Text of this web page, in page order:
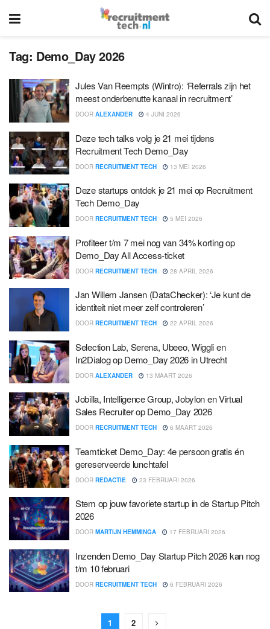
Tag: Demo_Day 2026
Jules Van Reempts (Wintro): ‘Referrals zijn het
meest onderbenutte kanaal in recruitment’
DOOR ALEXANDER 4 JUNI 2026
Deze tech talks volg je 21 mei tijdens
Recruitment Tech Demo_Day
DOOR RECRUITMENT TECH 13 MEI 2026
Deze startups ontdek je 21 mei op Recruitment
Tech Demo_Day
DOOR RECRUITMENT TECH 5 MEI 2026
Profiteer t/m 7 mei nog van 34% korting op
Demo_Day All Access-ticket
DOOR RECRUITMENT TECH 28 APRIL 2026
Jan Willem Jansen (DataChecker): ‘Je kunt de
identiteit niet meer zelf controleren’
DOOR RECRUITMENT TECH 22 APRIL 2026
Selection Lab, Serena, Ubeeo, Wiggli en
In2Dialog op Demo_Day 2026 in Utrecht
DOOR ALEXANDER 13 MAART 2026
Jobilla, Intelligence Group, Jobylon en Virtual
Sales Recruiter op Demo_Day 2026
DOOR RECRUITMENT TECH 6 MAART 2026
Teamticket Demo_Day: 4e persoon gratis én
gereserveerde lunchtafel
DOOR REDACTIE 23 FEBRUARI 2026
Stem op jouw favoriete startup in de Startup Pitch
2026
DOOR MARTIJN HEMMINGA 17 FEBRUARI 2026
Inzenden Demo_Day Startup Pitch 2026 kan nog
t/m 10 februari
DOOR RECRUITMENT TECH 6 FEBRUARI 2026
1 2